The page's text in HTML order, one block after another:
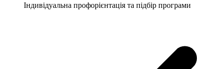
Індивідуальна профорієнтація та підбір програми